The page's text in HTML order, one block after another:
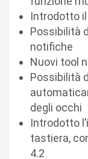
Introdotto il
Possibilità
notifiche
Nuovi tool
Possibilità
degli occhi
Introdotto
tastiera,
4.2